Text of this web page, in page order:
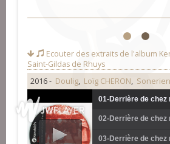
1 2
Ecouter des extraits de l'album
Saint-Gildas de Rhuys
2016 - Doulig, Loïg CHERON,
01-Derrière de chez
(Doulig)
02-Derrière de chez
Lecaudey et
03-Derrière de chez